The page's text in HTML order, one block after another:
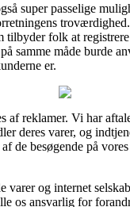
super passelige
tilbyder folk at
samme måde burde
er.
af reklamer. Vi har
deres varer, og
de besøgende på
varer og internet
os ansvarlig for